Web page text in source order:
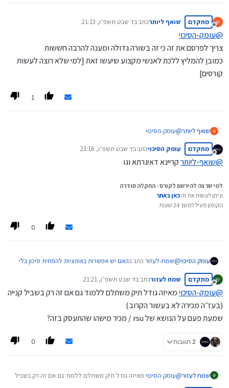
ש
מנותק
מתקדם שואף ליותרכתב בד שבט תשפ״ו, 21:13
נערך לאחרונה על ידי
@עומק-הסיכוי
צריך לפרסם את זה כי זה בשורה גדולה ומענה להרבה חששות
כמובן להמליץ ללכת לאנשי מקצוע שיעשו זאת [למי שלא רוצה לעשות
קורסים]
1
ש שואף ליותר@עומק-הסיכוי
כמובן להמליץ ללכת לאנשי מקצוע שיעשו זאת [למי שלא רוצה
לעשות קורסים]
מנותק
מתקדם עומק הסיכויכתב בד שבט תשפ״ו, 21:16
נערך לאחרונה על ידי
@שואף-ליותרקריינא דאיגרתא וגו
למי שרצה להירשם לקורס - התקלה סודרה
וניתן לעשות את זה כאן באתר
הקופון פעיל למשך 24 שעות
0
עומק הסיכוי@שמח-לעזור כתב בהאם יש אפשרות באופציות להפחית סיכון בלי
קראתי הרבה על אופציות אבל הכמות ידע שהכנסת לתוך
מאמר אחד קצרצר, מדהים!
בעברית באמת אין הרבה חומר איכותי
אי הוית באתרין אחוינא לך חורפאי
סך הכל יש 3 קורסים אבל רק הנוכחי למשקיעים (השאר
זה מתאים בכל שלב, אבל מאד תלוי בגודל החשבון
ש
מנותק
מתקדם שמח לעזורכתב בד שבט תשפ״ו, 21:21
נערך לאחרונה על ידי
@עומק-הסיכוימאיזה גודל תיק משתלם ללמוד גם אם זה רק בשביל קנייה
(בעז״ה מכירה לא בעשור הקרוב)
שמעת פעם על הנושא של rsu / מכיר מישהו שהתעסק בזה?
2 תגובות 0
ש שמח לעזור@עומק-הסיכוי מאיזה גודל תיק משתלם ללמוד גם אם זה רק בשביל